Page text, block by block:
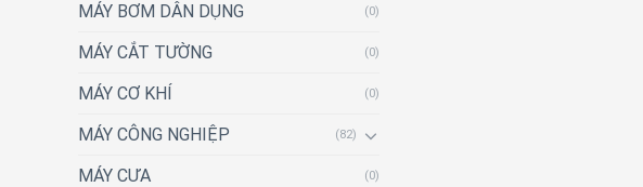
MÁY BƠM DÂN DỤNG (0)
MÁY CẮT TƯỜNG (0)
MÁY CƠ KHÍ (0)
MÁY CÔNG NGHIỆP (82)
MÁY CƯA (0)